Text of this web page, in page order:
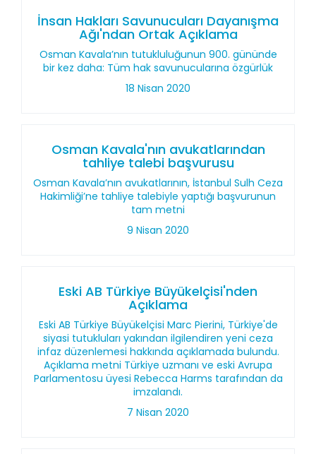
İnsan Hakları Savunucuları Dayanışma
Ağı'ndan Ortak Açıklama
Osman Kavala’nın tutukluluğunun 900. gününde
bir kez daha: Tüm hak savunucularına özgürlük
18 Nisan 2020
Osman Kavala'nın avukatlarından
tahliye talebi başvurusu
Osman Kavala’nın avukatlarının, İstanbul Sulh Ceza
Hakimliği’ne tahliye talebiyle yaptığı başvurunun
tam metni
9 Nisan 2020
Eski AB Türkiye Büyükelçisi'nden
Açıklama
Eski AB Türkiye Büyükelçisi Marc Pierini, Türkiye'de
siyasi tutukluları yakından ilgilendiren yeni ceza
infaz düzenlemesi hakkında açıklamada bulundu.
Açıklama metni Türkiye uzmanı ve eski Avrupa
Parlamentosu üyesi Rebecca Harms tarafından da
imzalandı.
7 Nisan 2020